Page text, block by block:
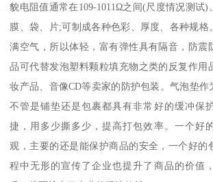
貌电阻值通常在109-1011Ω之间(尺度情况测试)
膜、袋、片;可制成各种色彩、厚度、各种规格
满空气，所以体轻，富有弹性具有隔音，防震
品可代替发泡塑料颗粒填充物之类的反复作用
妆产品、音像CD等卖家的防护包装。气泡垫作
不管是铺垫还是包裹都具有非常好的缓冲保
捷，用多少撕多少，提高打包效率。一个好
观，主要的还是能保护商品的安全，一个好的
程中无形的宣传了企业也提升了商品的价值